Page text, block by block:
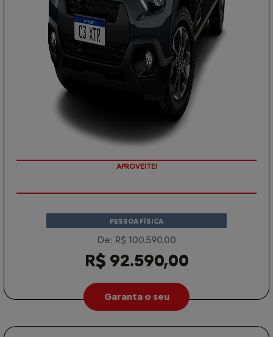
APROVEITE!
PESSOA FÍSICA
De: R$ 100.590,00
R$ 92.590,00
Garanta o seu